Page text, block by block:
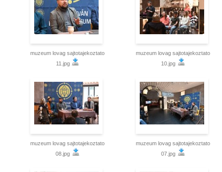
muzeum lovag sajtotajekoztato
11.jpg
muzeum lovag sajtotajekoztato
10.jpg
muzeum lovag sajtotajekoztato
08.jpg
muzeum lovag sajtotajekoztato
07.jpg